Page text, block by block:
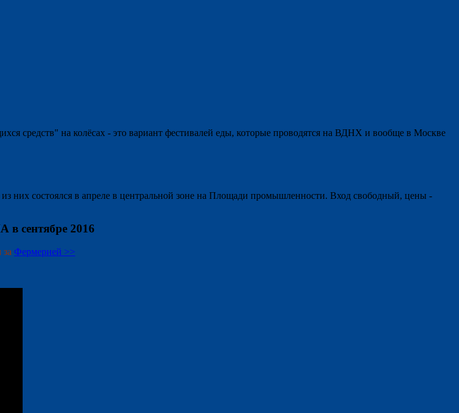
средств" на колёсах - это вариант фестивалей еды, которые проводятся на ВДНХ и вообще в Москве
состоялся в апреле в центральной зоне на Площади промышленности. Вход свободный, цены -
сентябре 2016
Фермерией >>